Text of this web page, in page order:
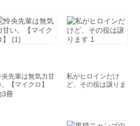
央先輩は無気力甘
。【マイクロ】
3冊
私がヒロインだけ
ど、その役は譲りま